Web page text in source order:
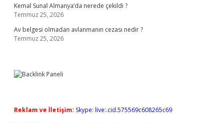
Kemal Sunal Almanya’da nerede çekildi ?
Temmuz 25, 2026
Av belgesi olmadan avlanmanın cezası nedir ?
Temmuz 25, 2026
Reklam ve İletişim: Skype: live:.cid.575569c608265c69